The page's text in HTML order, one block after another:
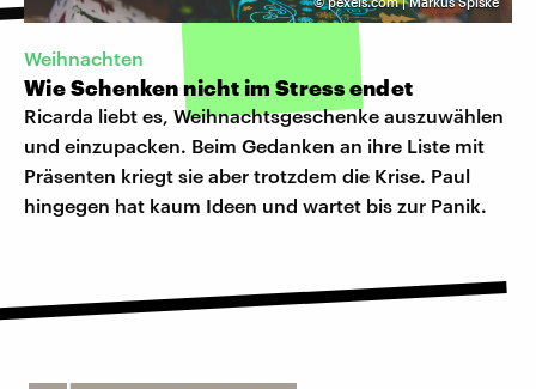
Weihnachten
Wie Schenken nicht im Stress endet
Ricarda liebt es, Weihnachtsgeschenke auszuwählen
und einzupacken. Beim Gedanken an ihre Liste mit
Präsenten kriegt sie aber trotzdem die Krise. Paul
hingegen hat kaum Ideen und wartet bis zur Panik.